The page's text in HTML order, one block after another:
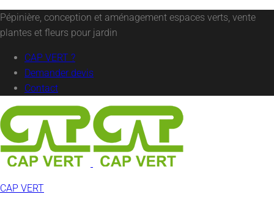
Pépinière, conception et aménagement espaces verts, vente
plantes et fleurs pour jardin
CAP VERT ?
Demander devis
Contact
CAP VERT